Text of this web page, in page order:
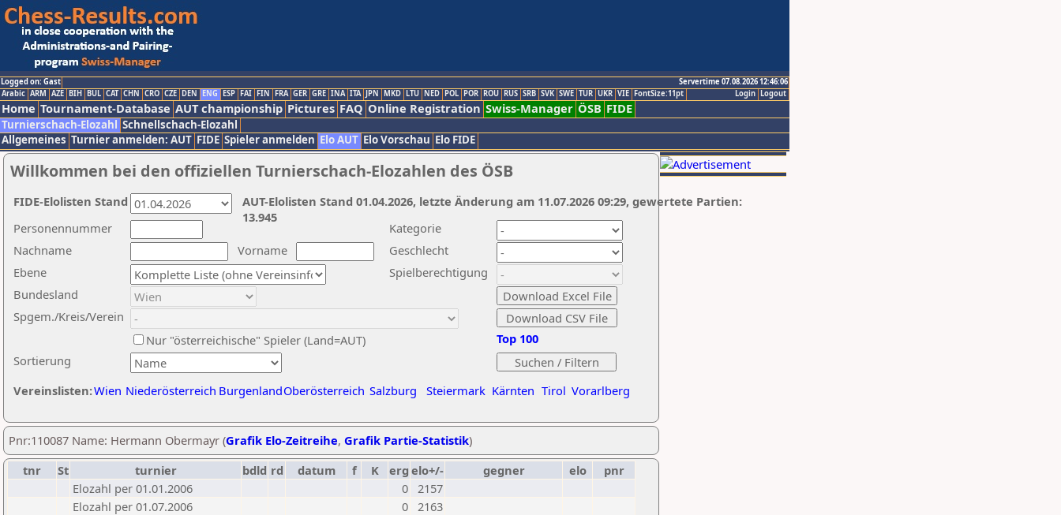
Logged on: Gast
Servertime 07.08.2026 12:46:06
Logout
Login
Arabic ARM AZE BIH BUL CAT CHN CRO CZE DEN ENG ESP FAI FIN FRA GER GRE INA ITA JPN MKD LTU NED POL POR ROU RUS SRB SVK SWE TUR UKR VIE FontSize:11pt
Home Tournament-Database AUT championship Pictures FAQ Online Registration Swiss-Manager ÖSB FIDE
Turnierschach-Elozahl Schnellschach-Elozahl
Allgemeines Turnier anmelden: AUT FIDE Spieler anmelden Elo AUT Elo Vorschau Elo FIDE
Willkommen bei den offiziellen Turnierschach-Elozahlen des ÖSB
Nachname
Vorname
Ebene
Kategorie
Sortierung
Personennummer
Bundesland
Spgem./Kreis/Verein
Geschlecht
Nur "österreichische" Spieler (Land=AUT)
Spielberechtigung
Vereinslisten:Wien Niederösterreich BurgenlandOberösterreich Salzburg Steiermark Kärnten Tirol Vorarlberg
Top 100
AUT-Elolisten Stand 01.04.2026, letzte Änderung am 11.07.2026 09:29, gewertete Partien:
13.945
FIDE-Elolisten Stand
Pnr:110087 Name: Hermann Obermayr (Grafik Elo-Zeitreihe, Grafik Partie-Statistik)
tnr
St turnier bdld rd datum f K erg elo+/- gegner elo
pnr
Elozahl per 01.01.2006
0 2157
Elozahl per 01.07.2006
0 2163